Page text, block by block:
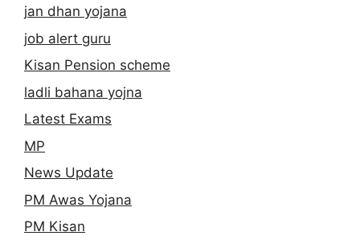
jan dhan yojana
job alert guru
Kisan Pension scheme
ladli bahana yojna
Latest Exams
MP
News Update
PM Awas Yojana
PM Kisan